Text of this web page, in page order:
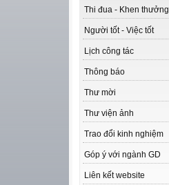
Thi đua - Khen thưởng
Người tốt - Việc tốt
Lịch công tác
Thông báo
Thư mời
Thư viện ảnh
Trao đổi kinh nghiệm
Góp ý với ngành GD
Liên kết website